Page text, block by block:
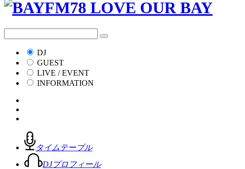
DJ
GUEST
LIVE / EVENT
INFORMATION
タイムテーブル
DJプロフィール